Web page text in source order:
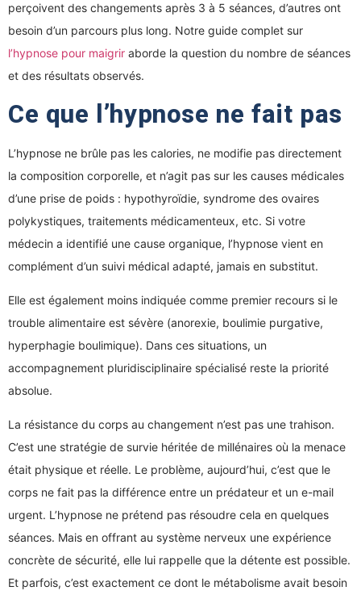
perçoivent des changements après 3 à 5 séances, d’autres ont
besoin d’un parcours plus long. Notre guide complet sur
l’hypnose pour maigrir aborde la question du nombre de séances
et des résultats observés.
Ce que l’hypnose ne fait pas
L’hypnose ne brûle pas les calories, ne modifie pas directement
la composition corporelle, et n’agit pas sur les causes médicales
d’une prise de poids : hypothyroïdie, syndrome des ovaires
polykystiques, traitements médicamenteux, etc. Si votre
médecin a identifié une cause organique, l’hypnose vient en
complément d’un suivi médical adapté, jamais en substitut.
Elle est également moins indiquée comme premier recours si le
trouble alimentaire est sévère (anorexie, boulimie purgative,
hyperphagie boulimique). Dans ces situations, un
accompagnement pluridisciplinaire spécialisé reste la priorité
absolue.
La résistance du corps au changement n’est pas une trahison.
C’est une stratégie de survie héritée de millénaires où la menace
était physique et réelle. Le problème, aujourd’hui, c’est que le
corps ne fait pas la différence entre un prédateur et un e-mail
urgent. L’hypnose ne prétend pas résoudre cela en quelques
séances. Mais en offrant au système nerveux une expérience
concrète de sécurité, elle lui rappelle que la détente est possible.
Et parfois, c’est exactement ce dont le métabolisme avait besoin